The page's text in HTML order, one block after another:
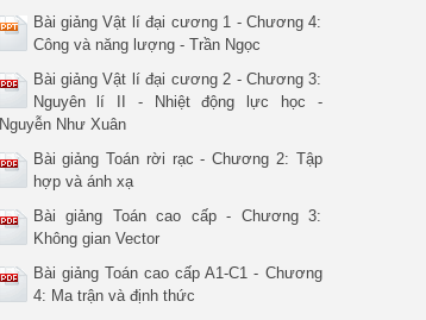
Bài giảng Vật lí đại cương 1 - Chương 4:
Công và năng lượng - Trần Ngọc
Bài giảng Vật lí đại cương 2 - Chương 3:
Nguyên lí II - Nhiệt động lực học -
Nguyễn Như Xuân
Bài giảng Toán rời rạc - Chương 2: Tập
hợp và ánh xạ
Bài giảng Toán cao cấp - Chương 3:
Không gian Vector
Bài giảng Toán cao cấp A1-C1 - Chương
4: Ma trận và định thức